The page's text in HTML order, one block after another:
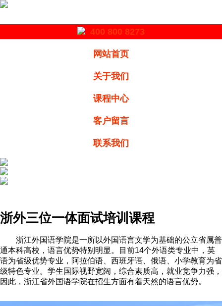
400 800 8273
网站首页
关于我们
课程中心
客户留言
联系我们
浙外三位一体面试培训课程
浙江外国语学院是一所以外国语言文学为基础的公立省属普
通本科高校，语言优势特别明显。目前14个外语类专业中，英
语为省级优势专业，阿拉伯语、西班牙语、俄语、小学教育为省
级特色专业。学生国际视野宽阔，综合素质高，就业竞争力强，
因此，浙江省外国语学院在招生方面有着天然的语言优势。